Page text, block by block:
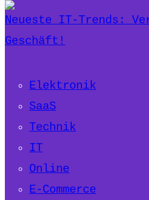
Neueste IT-Trends:
Geschäft!
Elektronik
SaaS
Technik
IT
Online
E-Commerce